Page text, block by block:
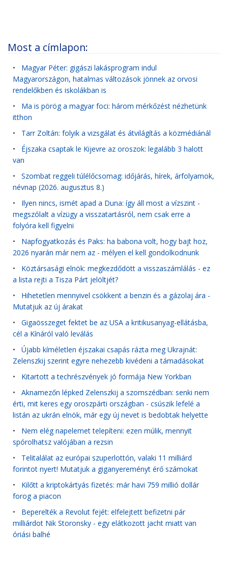
Most a címlapon:
• Magyar Péter: gigászi lakásprogram indul
Magyarországon, hatalmas változások jönnek az orvosi
rendelőkben és iskolákban is
• Ma is pörög a magyar foci: három mérkőzést nézhetünk
itthon
• Tarr Zoltán: folyik a vizsgálat és átvilágítás a közmédiánál
• Éjszaka csaptak le Kijevre az oroszok: legalább 3 halott
van
• Szombat reggeli túlélőcsomag: időjárás, hírek, árfolyamok,
névnap (2026. augusztus 8.)
• Ilyen nincs, ismét apad a Duna: így áll most a vízszint -
megszólalt a vízügy a visszatartásról, nem csak erre a
folyóra kell figyelni
• Napfogyatkozás és Paks: ha babona volt, hogy bajt hoz,
2026 nyarán már nem az - mélyen el kell gondolkodnunk
• Köztársasági elnök: megkezdődött a visszaszámlálás - ez
a lista rejti a Tisza Párt jelöltjét?
• Hihetetlen mennyivel csökkent a benzin és a gázolaj ára -
Mutatjuk az új árakat
• Gigaösszeget fektet be az USA a kritikusanyag-ellátásba,
cél a Kínáról való leválás
• Újabb kíméletlen éjszakai csapás rázta meg Ukrajnát:
Zelenszkij szerint egyre nehezebb kivédeni a támadásokat
• Kitartott a techrészvények jó formája New Yorkban
• Aknamezőn lépked Zelenszkij a szomszédban: senki nem
érti, mit keres egy oroszpárti országban - csúszik lefelé a
listán az ukrán elnök, már egy új nevet is bedobtak helyette
• Nem elég napelemet telepíteni: ezen múlik, mennyit
spórolhatsz valójában a rezsin
• Telitalálat az európai szuperlottón, valaki 11 milliárd
forintot nyert! Mutatjuk a giganyereményt érő számokat
• Kilőtt a kriptokártyás fizetés: már havi 759 millió dollár
forog a piacon
• Beperelték a Revolut fejét: elfelejtett befizetni pár
milliárdot Nik Storonsky - egy elátkozott jacht miatt van
óriási balhé